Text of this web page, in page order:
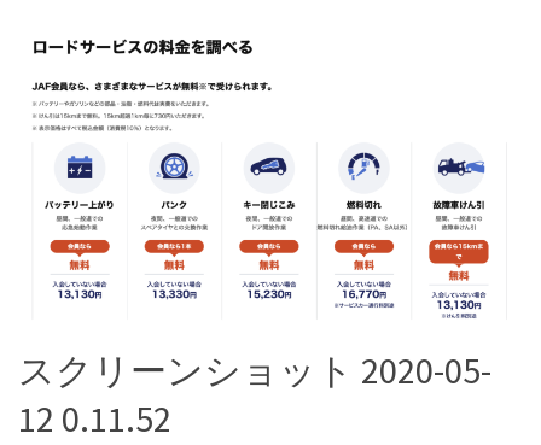
スクリーンショット 2020-05-
12 0.11.52